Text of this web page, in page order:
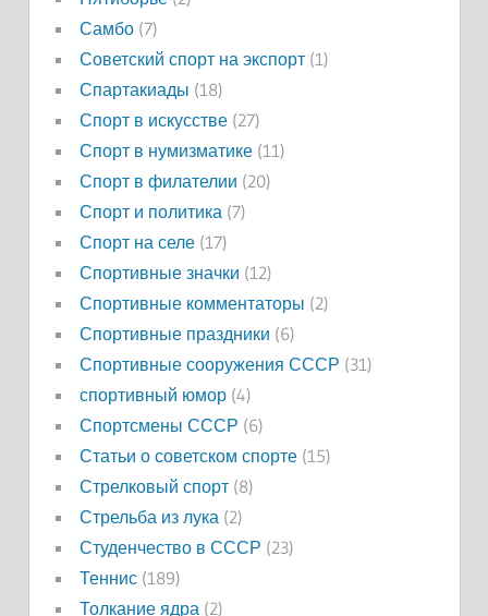
Самбо(7)
Советский спорт на экспорт(1)
Спартакиады (18)
Спорт в искусстве(27)
Спорт в нумизматике(11)
Спорт в филателии (20)
Спорт и политика (7)
Спорт на селе(17)
Спортивные значки (12)
Спортивные комментаторы (2)
Спортивные праздники (6)
Спортивные сооружения СССР (31)
спортивный юмор(4)
Спортсмены СССР (6)
Статьи о советском спорте(15)
Стрелковый спорт(8)
Стрельба из лука (2)
Студенчество в СССР (23)
Теннис(189)
Толкание ядра (2)